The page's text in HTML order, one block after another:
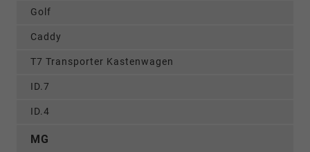
Golf
Caddy
T7 Transporter Kastenwagen
ID.7
ID.4
MG